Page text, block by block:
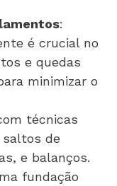
:
é crucial no
e quedas
minimizar o
técnicas
saltos de
e balanços.
fundação